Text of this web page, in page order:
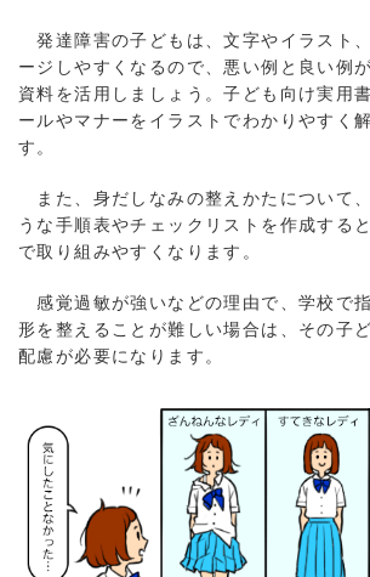
発達障害の子どもは、文字やイラスト
ージしやすくなるので、悪い例と良い例
資料を活用しましょう。子ども向け実用
ールやマナーをイラストでわかりやすく
す。
また、身だしなみの整えかたについて
うな手順表やチェックリストを作成する
で取り組みやすくなります。
感覚過敏が強いなどの理由で、学校で
形を整えることが難しい場合は、その子
配慮が必要になります。